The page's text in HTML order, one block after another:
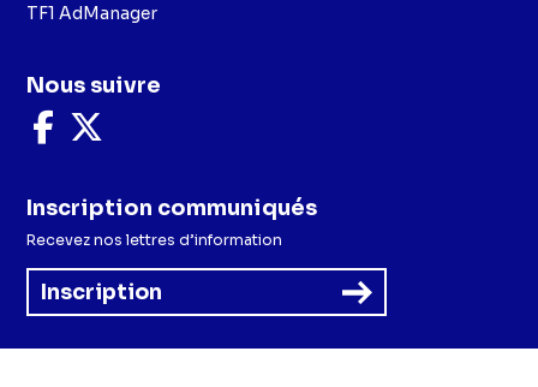
TF1 AdManager
Nous suivre
Nous
suivre
Facebook
X
Inscription communiqués
Recevez nos lettres d’information
Inscription